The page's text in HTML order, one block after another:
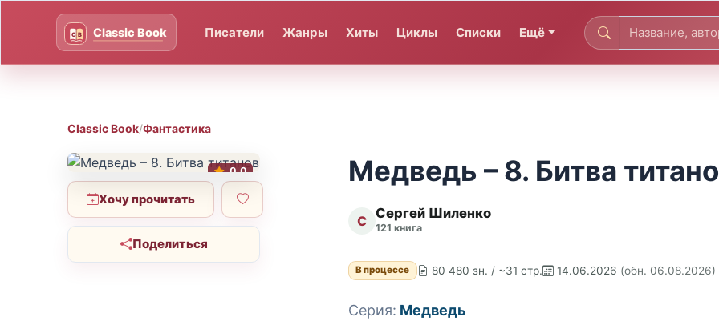
Писатели Жанры Хиты Циклы Списки Ещё
Classic Book/Фантастика
0.0
Хочу прочитать
Поделиться
Медведь – 8. Битва
С Сергей Шиленко
121 книга
В процессе 80 480 зн. / ~31 стр. 14.06.2026 (обн. 06.08.2026)
Серия: Медведь